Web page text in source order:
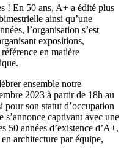
! En 50 ans, A+ a édité plus
ainsi qu’une
l’organisation s’est
expositions,
en matière
ensemble notre
2023 à partir de 18h au
pour son statut d’occupation
s’annonce captivant avec une
50 années d’existence d’A+,
architecture par équipe,